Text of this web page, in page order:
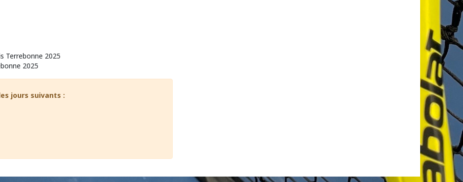
Terrebonne 2025
2025
jours suivants :